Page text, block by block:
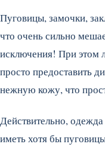
Пуговицы, замочки,
что очень сильно
исключения! При этом
просто предоставить
нежную кожу, что
Действительно,
иметь хотя бы